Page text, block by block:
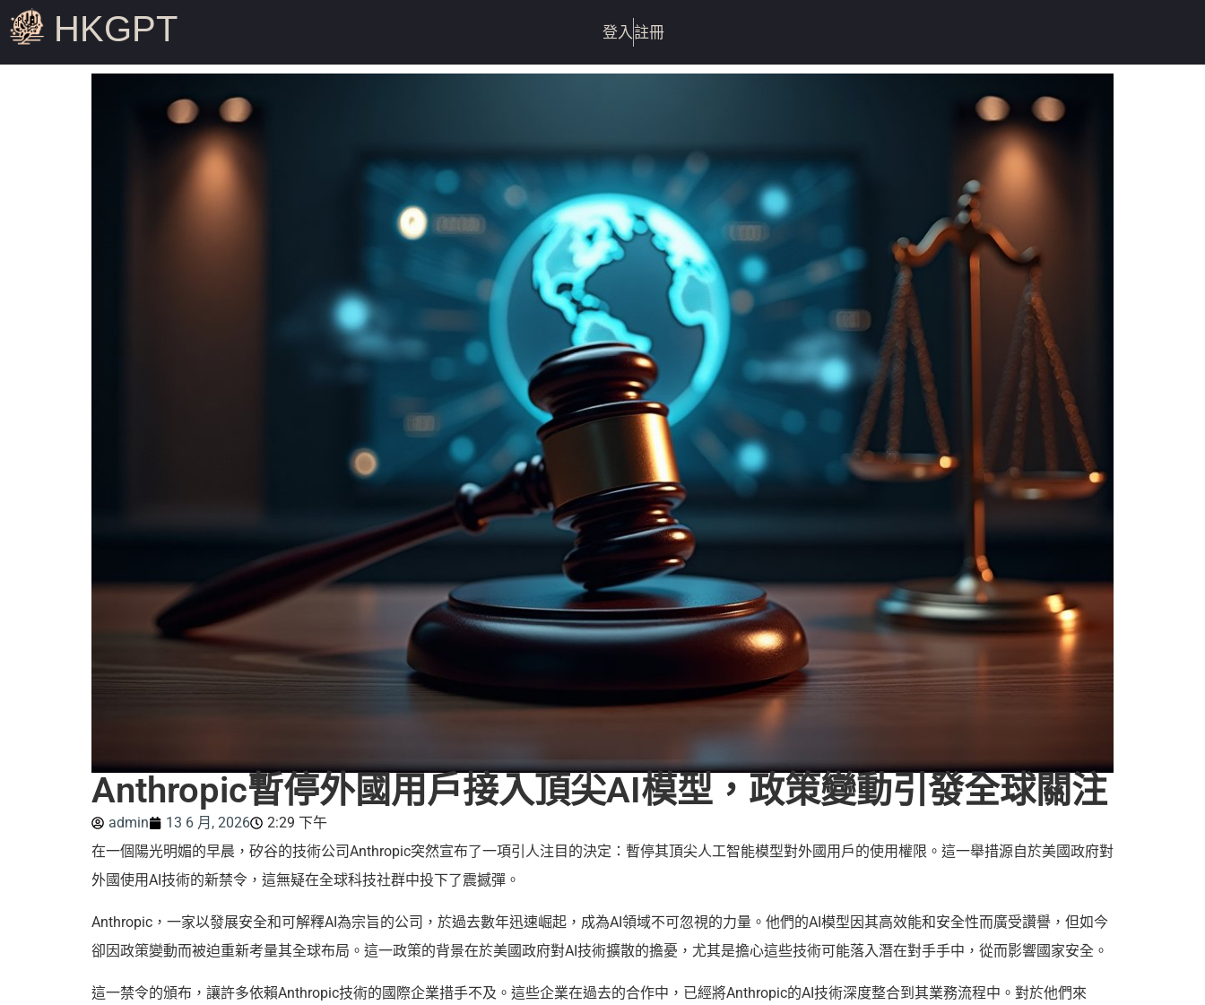
HKGPT 登入註冊
Anthropic暫停外國用戶接入頂尖AI模型，政策變動引發全球關注
admin 13 6 月, 2026
2:29 下午
在一個陽光明媚的早晨，矽谷的技術公司Anthropic突然宣布了一項引人注目的決定：暫停其頂尖人工智能模型對外國用戶的使用權限。這一舉措源自於美國政府對
外國使用AI技術的新禁令，這無疑在全球科技社群中投下了震撼彈。
Anthropic，一家以發展安全和可解釋AI為宗旨的公司，於過去數年迅速崛起，成為AI領域不可忽視的力量。他們的AI模型因其高效能和安全性而廣受讚譽，但如今
卻因政策變動而被迫重新考量其全球布局。這一政策的背景在於美國政府對AI技術擴散的擔憂，尤其是擔心這些技術可能落入潛在對手手中，從而影響國家安全。
這一禁令的頒布，讓許多依賴Anthropic技術的國際企業措手不及。這些企業在過去的合作中，已經將Anthropic的AI技術深度整合到其業務流程中。對於他們來